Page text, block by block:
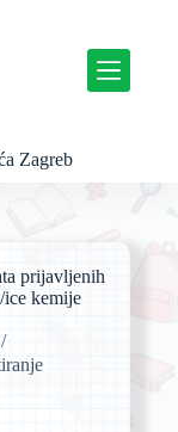
Zagreb
prijavljenih
ice kemije